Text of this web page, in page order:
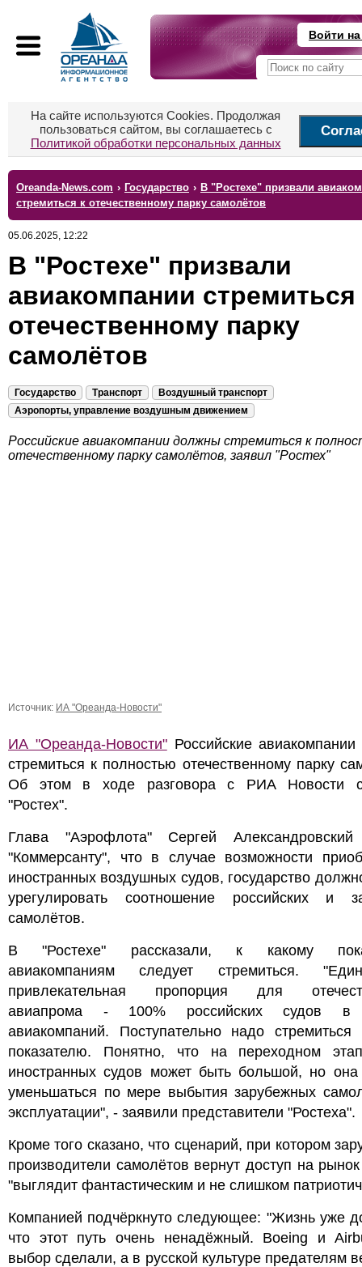
Войти
На сайте используются Cookies. Продолжая
пользоваться сайтом, вы соглашаетесь с
Политикой обработки персональных данных
Oreanda-News.com › Государство › В "Ростехе" призвали
стремиться к отечественному парку самолётов
05.06.2025, 12:22
В "Ростехе" призвали
авиакомпании стремиться
отечественному парку
самолётов
Государство Транспорт
Воздушный транспорт
Аэропорты, управление воздушным движением
Российские авиакомпании должны стремиться к
отечественному парку самолётов, заявил "Ростех"
Источник: ИА "Ореанда-Новости"
ИА "Ореанда-Новости"Российские
стремиться к полностью отечественному парку
Об этом в ходе разговора с РИА Новости
"Ростех".
Глава "Аэрофлота" Сергей Александровский
"Коммерсанту", что в случае возможности
иностранных воздушных судов, государство
урегулировать соотношение российских и
самолётов.
В "Ростехе" рассказали, к какому
авиакомпаниям следует стремиться.
привлекательная пропорция для
авиапрома - 100% российских судов в
авиакомпаний. Поступательно надо стремиться
показателю. Понятно, что на переходном
иностранных судов может быть большой, но
уменьшаться по мере выбытия зарубежных
эксплуатации", - заявили представители "Ростеха".
Кроме того сказано, что сценарий, при котором
производители самолётов вернут доступ на
"выглядит фантастическим и не слишком
Компанией подчёркнуто следующее: "Жизнь уже
что этот путь очень ненадёжный. Boeing и
выбор сделали, а в русской культуре предателям